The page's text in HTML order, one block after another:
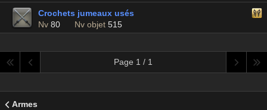
Crochets jumeaux usés
Nv 80 Nv objet 515
Page 1 / 1
Armes